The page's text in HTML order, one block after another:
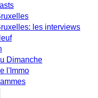
les interviews
Dimanche
l'Immo